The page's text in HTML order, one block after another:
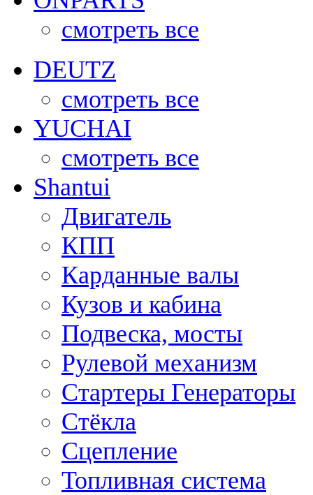
смотреть все
DEUTZ
смотреть все
YUCHAI
смотреть все
Shantui
Двигатель
КПП
Карданные валы
Кузов и кабина
Подвеска, мосты
Рулевой механизм
Стартеры Генераторы
Стёкла
Сцепление
Топливная система